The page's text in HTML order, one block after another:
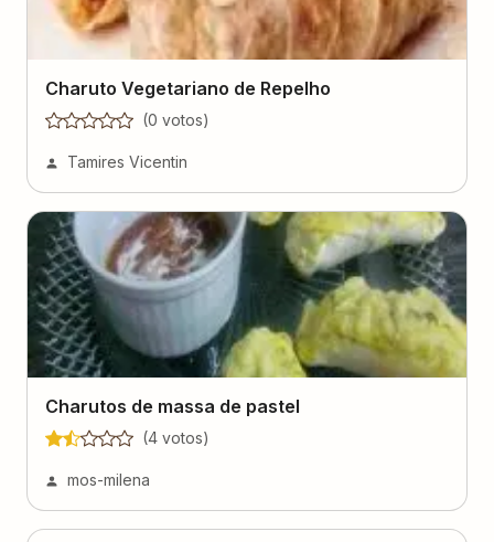
Charuto Vegetariano de Repelho
(0 votos)
Tamires Vicentin
Charutos de massa de pastel
(4 votos)
mos-milena